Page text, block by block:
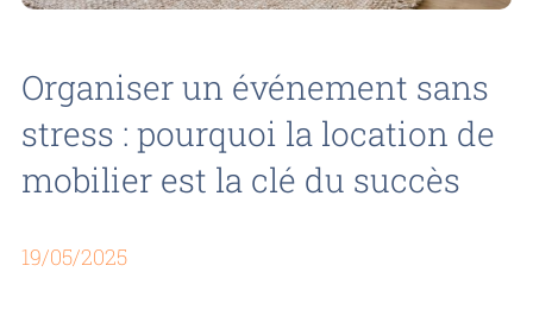
Organiser un événement sans
stress : pourquoi la location de
mobilier est la clé du succès
19/05/2025